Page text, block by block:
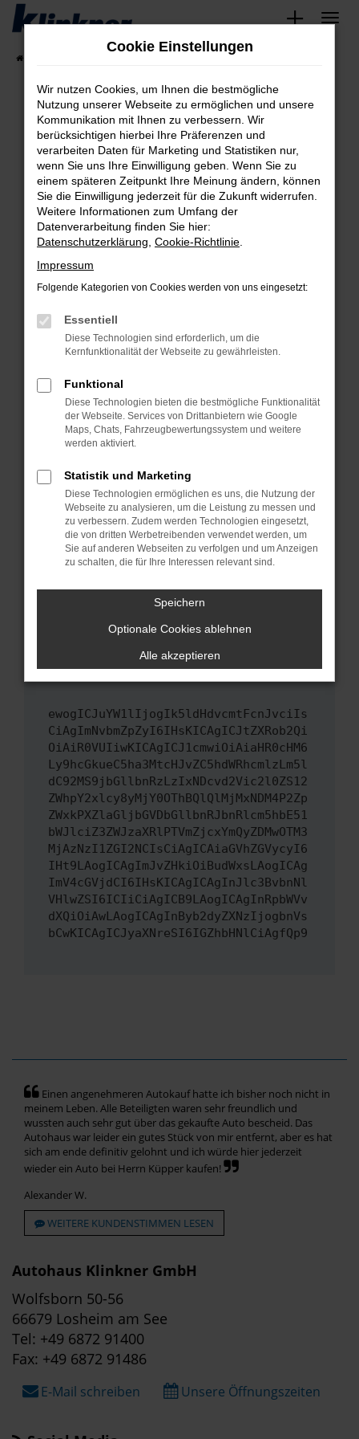
Zum
springen
Fehler: Network Error
Beim Laden ist ein Fehler aufgetreten.
Hier sind ein paar Tipps, die dir helfen können:
Überprüfe deine Firewall und deine
Internetverbindung.
Laden andere Webseiten, zum Beispiel deine
Suchmaschine?
Prüfe deine Browsererweiterungen.
können das Laden bestimmter Seiten
verhindern. Funktioniert die Seite in einem
anderen Browser oder in einem privaten
Starte dein Gerät neu.
Das kann manchmal helfen, vorübergehende
Probleme zu beheben.
Betriebssystem auf dem neuesten Stand
sind.
Veraltete Software birgt nicht nur ein
Sicherheitsrisiko, sondern kann auch dazu
führen, dass bestimmte Funktionen nicht mehr
unterstützt werden.
Wende dich an den Webseitenbetreiber.
Wenn du alle oben genannten Schritte versucht
hast, kontaktiere uns bitte. Wir werden
versuchen, das Problem zu beheben. Du kannst
uns diesen Text schicken, um uns bei der
ewogICJuYW1lIjogIk5ldHdvcmtFcnJvciIs
CiAgImNvbmZpZyI6IHsKICAgICJtZXRob2Qi
OiAiR0VUIiwKICAgICJ1cmwiOiAiaHR0cHM6
Ly9hcGkueC5ha3MtcHJvZC5hdWRhcmlzLm5l
dC92MS9jbGllbnRzLzIxNDcvd2Vic2l0ZS12
ZWhpY2xlcy8yMjY0OThBQlQlMjMxNDM4P2Zp
ZWxkPXZlaGljbGVDbGllbnRJbnRlcm5hbE51
bWJlciZ3ZWJzaXRlPTVmZjcxYmQyZDMwOTM3
MjAzNzI1ZGI2NCIsCiAgICAiaGVhZGVycyI6
IHt9LAogICAgImJvZHkiOiBudWxsLAogICAg
ImV4cGVjdCI6IHsKICAgICAgInJlc3BvbnNl
VHlwZSI6ICIiCiAgICB9LAogICAgInRpbWVv
dXQiOiAwLAogICAgInByb2dyZXNzIjogbnVs
bCwKICAgICJyaXNreSI6IGZhbHNlCiAgfQp9
Einen angenehmeren Autokauf hatte ich bisher noch nicht in
meinem Leben. Alle Beteiligten waren sehr freundlich und
wussten auch sehr gut über das gekaufte Auto bescheid. Das
Autohaus war leider ein gutes Stück von mir entfernt, aber es hat
sich am ende definitiv gelohnt und ich würde hier jederzeit
wieder ein Auto bei Herrn Küpper kaufen!
Alexander W.
WEITERE KUNDENSTIMMEN LESEN
Autohaus Klinkner GmbH
Wolfsborn 50-56
66679 Losheim am See
Tel: +49 6872 91400
Fax: +49 6872 91486
E-Mail schreiben Unsere Öffnungszeiten
Cookie Einstellungen
Wir nutzen Cookies, um Ihnen die bestmögliche
Nutzung unserer Webseite zu ermöglichen und unsere
Kommunikation mit Ihnen zu verbessern. Wir
berücksichtigen hierbei Ihre Präferenzen und
verarbeiten Daten für Marketing und Statistiken nur,
wenn Sie uns Ihre Einwilligung geben. Wenn Sie zu
einem späteren Zeitpunkt Ihre Meinung ändern, können
Sie die Einwilligung jederzeit für die Zukunft widerrufen.
Weitere Informationen zum Umfang der
Datenverarbeitung finden Sie hier:
Datenschutzerklärung Cookie-Richtlinie
Impressum
Folgende Kategorien von Cookies werden von uns eingesetzt:
Essentiell
Diese Technologien sind erforderlich, um die
Kernfunktionalität der Webseite zu gewährleisten.
Funktional
Diese Technologien bieten die bestmögliche Funktionalität
der Webseite. Services von Drittanbietern wie Google
Maps, Chats, Fahrzeugbewertungssystem und weitere
werden aktiviert.
Statistik und Marketing
Diese Technologien ermöglichen es uns, die Nutzung der
Webseite zu analysieren, um die Leistung zu messen und
zu verbessern. Zudem werden Technologien eingesetzt,
die von dritten Werbetreibenden verwendet werden, um
Sie auf anderen Webseiten zu verfolgen und um Anzeigen
zu schalten, die für Ihre Interessen relevant sind.
Speichern
Optionale Cookies ablehnen
Alle akzeptieren